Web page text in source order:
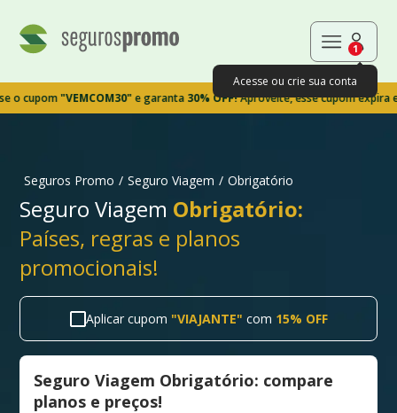
1
Acesse ou crie sua conta
"VEMCOM30"e garanta30% OFF!Aproveite, esse cupom expira em
Seguros Promo / Seguro Viagem / Obrigatório
Seguro Viagem Obrigatório:
Países, regras e planos
promocionais!
Aplicar cupom "VIAJANTE" com 15% OFF
Seguro Viagem Obrigatório: compare
planos e preços!